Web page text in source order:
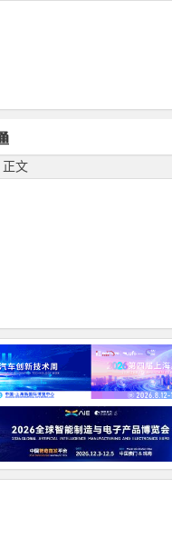
正文